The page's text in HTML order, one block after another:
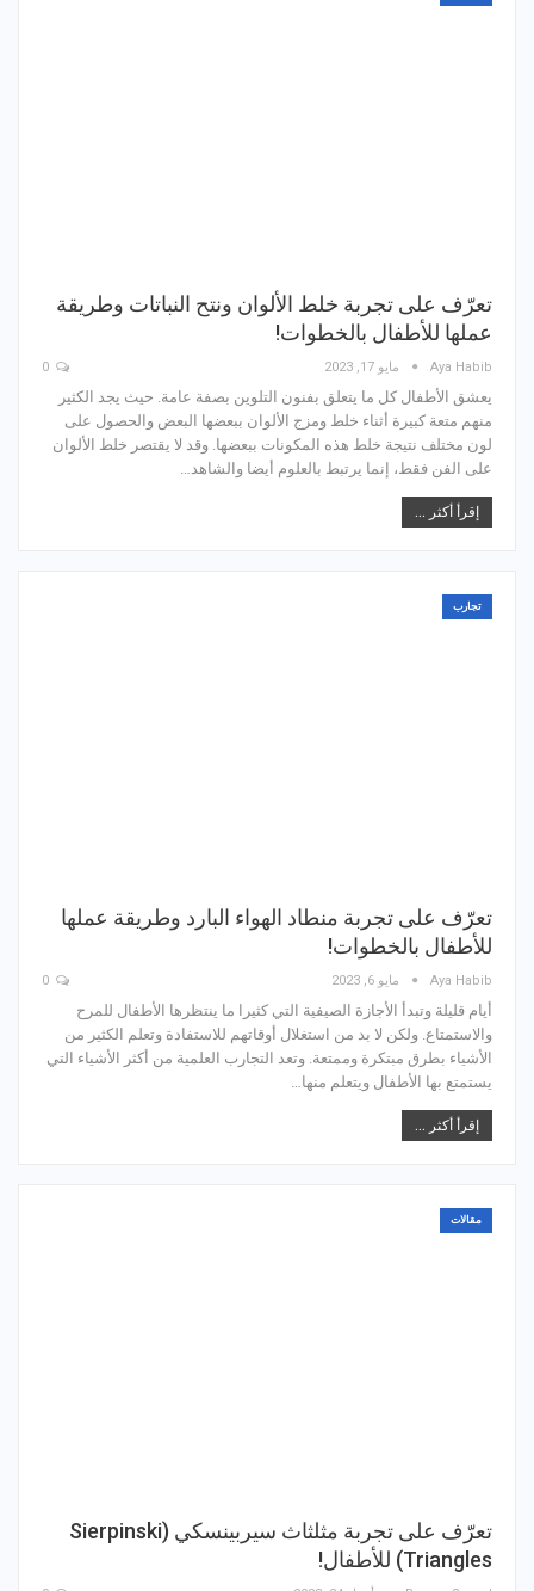
تعرّف على تجربة خلط الألوان ونتح النباتات وطريقة
عملها للأطفال بالخطوات!
Aya Habib مايو 17, 2023
يعشق الأطفال كل ما يتعلق بفنون التلوين بصفة عامة. حيث يجد الكثير
منهم متعة كبيرة أثناء خلط ومزج الألوان ببعضها البعض والحصول على
لون مختلف نتيجة خلط هذه المكونات ببعضها. وقد لا يقتصر خلط الألوان
على الفن فقط، إنما يرتبط بالعلوم أيضا والشاهد…
إقرأ أكثر ...
تجارب
تعرّف على تجربة منطاد الهواء البارد وطريقة عملها
للأطفال بالخطوات!
Aya Habib مايو 6, 2023
أيام قليلة وتبدأ الأجازة الصيفية التي كثيرا ما ينتظرها الأطفال للمرح
والاستمتاع. ولكن لا بد من استغلال أوقاتهم للاستفادة وتعلم الكثير من
الأشياء بطرق مبتكرة وممتعة. وتعد التجارب العلمية من أكثر الأشياء التي
يستمتع بها الأطفال ويتعلم منها…
إقرأ أكثر ...
مقالات
تعرّف على تجربة مثلثاث سيربينسكي (Sierpinski
Triangles) للأطفال!